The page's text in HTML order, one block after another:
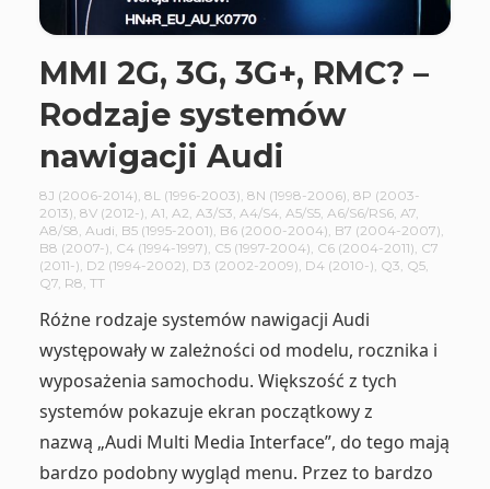
MMI 2G, 3G, 3G+, RMC? –
Rodzaje systemów
nawigacji Audi
8J (2006-2014), 8L (1996-2003), 8N (1998-2006), 8P (2003-
2013), 8V (2012-), A1, A2, A3/S3, A4/S4, A5/S5, A6/S6/RS6, A7,
A8/S8, Audi, B5 (1995-2001), B6 (2000-2004), B7 (2004-2007),
B8 (2007-), C4 (1994-1997), C5 (1997-2004), C6 (2004-2011), C7
(2011-), D2 (1994-2002), D3 (2002-2009), D4 (2010-), Q3, Q5,
Q7, R8, TT
Różne rodzaje systemów nawigacji Audi
występowały w zależności od modelu, rocznika i
wyposażenia samochodu. Większość z tych
systemów pokazuje ekran początkowy z
nazwą „Audi Multi Media Interface”, do tego mają
bardzo podobny wygląd menu. Przez to bardzo